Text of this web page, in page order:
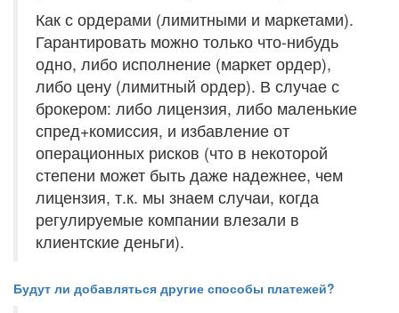
Как с ордерами (лимитными и маркетами).
Гарантировать можно только что-нибудь
одно, либо исполнение (маркет ордер),
либо цену (лимитный ордер). В случае с
брокером: либо лицензия, либо маленькие
спред+комиссия, и избавление от
операционных рисков (что в некоторой
степени может быть даже надежнее, чем
лицензия, т.к. мы знаем случаи, когда
регулируемые компании влезали в
клиентские деньги).
Будут ли добавляться другие способы платежей?